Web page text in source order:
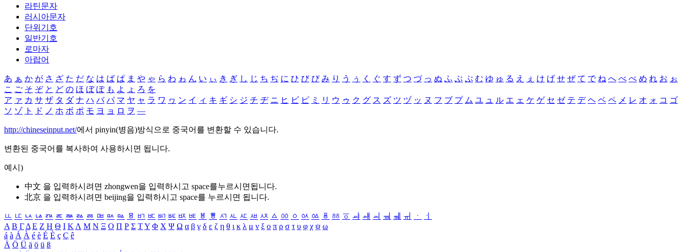
라틴문자
러시아문자
단위기호
일반기호
로마자
아랍어
あ ぁ か が さ ざ た だ な は ば ぱ ま や ゃ ら わ ゎ ん い ぃ き ぎ し じ ち ぢ に ひ び ぴ み り う ぅ く ぐ す ず つ づ っ ぬ ふ ぶ ぷ む ゆ ゅ る え ぇ け げ せ ぜ て で ね へ べ ぺ め れ お ぉ
こ ご そ ぞ と ど の ほ ぼ ぽ も よ ょ ろ を
ア ァ カ サ ザ タ ダ ナ ハ バ パ マ ヤ ャ ラ ワ ヮ ン イ ィ キ ギ シ ジ チ ヂ ニ ヒ ビ ピ ミ リ ウ ゥ ク グ ス ズ ツ ヅ ッ ヌ フ ブ プ ム ユ ュ ル エ ェ ケ ゲ セ ゼ テ デ ヘ ベ ペ メ レ オ ォ コ ゴ
ソ ゾ ト ド ノ ホ ボ ポ モ ヨ ョ ロ ヲ ―
http://chineseinput.net/에서 pinyin(병음)방식으로 중국어를 변환할 수 있습니다.
변환된 중국어를 복사하여 사용하시면 됩니다.
예시)
中文 을 입력하시려면 zhongwen을 입력하시고 space를누르시면됩니다.
北京 을 입력하시려면 beijing을 입력하시고 space를 누르시면 됩니다.
ㅥ ㅦ ㅧ ㅨ ㅩ ㅪ ㅫ ㅬ ㅭ ㅮ ㅯ ㅰ ㅱ ㅲ ㅳ ㅴ ㅵ ㅶ ㅷ ㅸ ㅹ ㅺ ㅻ ㅼ ㅽ ㅾ ㅿ ㆀ ㆁ ㆂ ㆃ ㆄ ㆅ ㆆ ㆇ ㆈ ㆉ ㆊ ㆋ ㆌ ㆍ
ㆎ
Α Β ΓΔ Ε Ζ Η Θ Ι ΚΛ Μ Ν Ξ Ο Π Ρ Σ ΤΥ Φ Χ Ψ Ω α β γ δ ε ζ η θ ι κ λ μ ν ξ ο π ρ σ τ υ φ χ ψ ω
á à Á À é è É È ç Ç ê
Ä Ö Ü ä ö ü ß